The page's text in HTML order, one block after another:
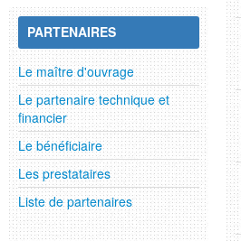
PARTENAIRES
Le maître d'ouvrage
Le partenaire technique et
financier
Le bénéficiaire
Les prestataires
Liste de partenaires